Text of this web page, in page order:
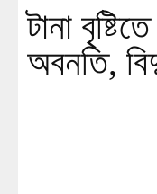
টানা
অবনতি,